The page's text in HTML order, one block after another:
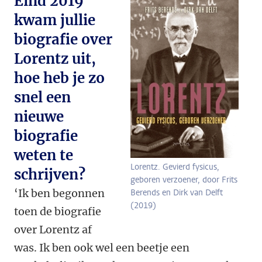
Lorentz. Gevierd fysicus,
geboren verzoener, door Frits
Berends en Dirk van Delft
(2019)
kwam jullie
biografie over
Lorentz uit,
hoe heb je zo
snel een
nieuwe
biografie
weten te
schrijven?
‘Ik ben begonnen
toen de biografie
over Lorentz af
was. Ik ben ook wel een beetje een